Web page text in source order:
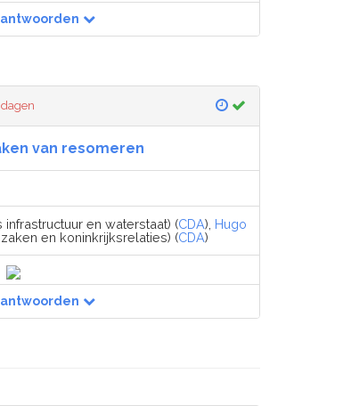
van resomeren
infrastructuur en waterstaat) (CDA), Hugo
en koninkrijksrelaties) (CDA)